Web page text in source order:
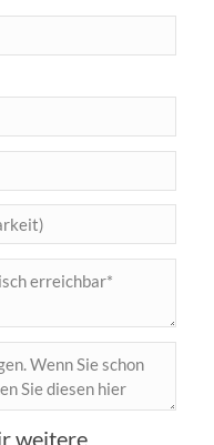
weitere